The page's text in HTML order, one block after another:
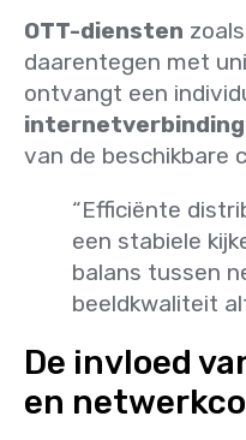
OTT-diensten zoals
daarentegen met
ontvangt een
internetverbinding
van de beschikbare
“Efficiënte
een stabiele
balans tussen
beeldkwaliteit
De invloed
en